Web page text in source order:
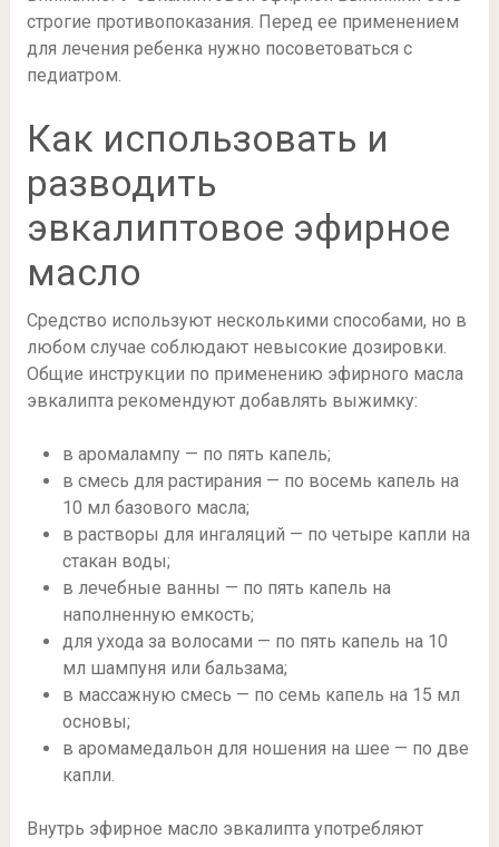
строгие противопоказания. Перед ее применением
для лечения ребенка нужно посоветоваться с
педиатром.
Как использовать и
разводить
эвкалиптовое эфирное
масло
Средство используют несколькими способами, но в
любом случае соблюдают невысокие дозировки.
Общие инструкции по применению эфирного масла
эвкалипта рекомендуют добавлять выжимку:
в аромалампу — по пять капель;
в смесь для растирания — по восемь капель на
10 мл базового масла;
в растворы для ингаляций — по четыре капли на
стакан воды;
в лечебные ванны — по пять капель на
наполненную емкость;
для ухода за волосами — по пять капель на 10
мл шампуня или бальзама;
в массажную смесь — по семь капель на 15 мл
основы;
в аромамедальон для ношения на шее — по две
капли.
Внутрь эфирное масло эвкалипта употребляют